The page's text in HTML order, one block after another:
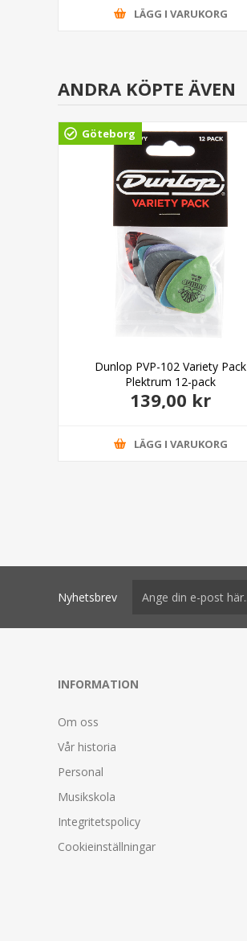
LÄGG I VARUKORG
ANDRA KÖPTE ÄVEN
Göteborg
Dunlop PVP-102 Variety Pack
Plektrum 12-pack
139,00 kr
LÄGG I VARUKORG
Nyhetsbrev
INFORMATION
Om oss
Vår historia
Personal
Musikskola
Integritetspolicy
Cookieinställningar